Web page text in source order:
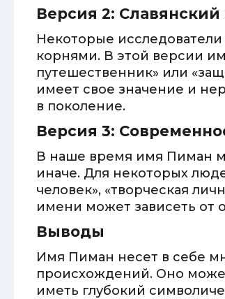
Версия 2: Славянский
Некоторые
корнями. В этой версии
путешественник» или
имеет свое значение и
в поколение.
Версия 3:
В наше время имя Пиман
иначе. Для некоторых
человек», «творческая
имени может зависеть от
Выводы
Имя Пиман несет в себе
происхождений. Оно
иметь глубокий